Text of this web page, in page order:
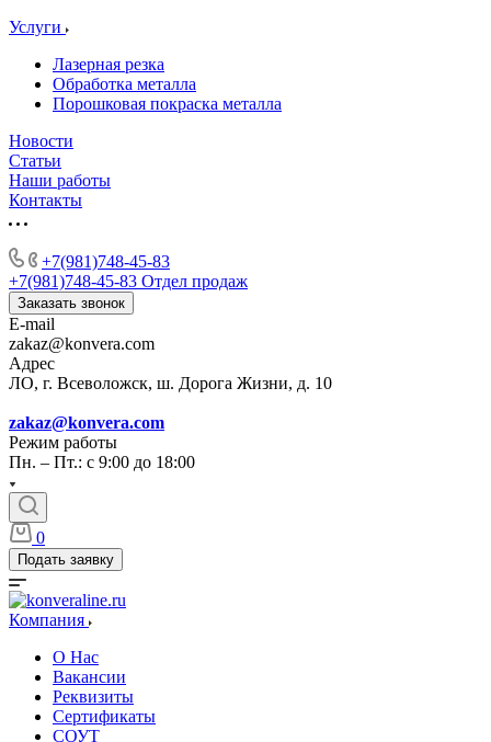
Услуги
Лазерная резка
Обработка металла
Порошковая покраска металла
Новости
Статьи
Наши работы
Контакты
+7(981)748-45-83
+7(981)748-45-83 Отдел продаж
Заказать звонок
E-mail
zakaz@konvera.com
Адрес
ЛО, г. Всеволожск, ш. Дорога Жизни, д. 10
zakaz@konvera.com
Режим работы
Пн. – Пт.: с 9:00 до 18:00
0
Подать заявку
Компания
О Нас
Вакансии
Реквизиты
Сертификаты
СОУТ